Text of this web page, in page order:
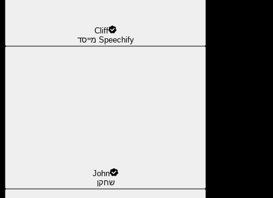
Cliff
מייסד Speechify
John
שחקן